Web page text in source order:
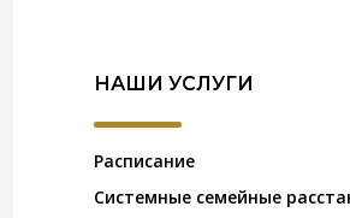
НАШИ УСЛУГИ
Расписание
Системные семейные